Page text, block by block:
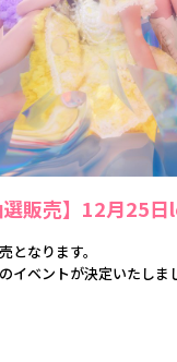
選販売】12月25
となります。
イベントが決定いたしま